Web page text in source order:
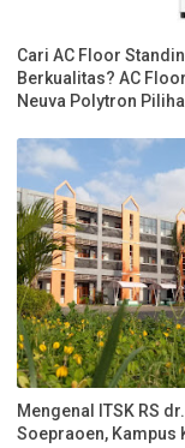
Cari AC Floor
Berkualitas? AC
Neuva Polytron
Mengenal ITSK RS dr.
Soepraoen, Kampus